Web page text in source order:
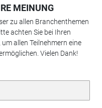
MEINUNG
zu allen Branchenthemen
achten Sie bei Ihren
allen Teilnehmern eine
Vielen Dank!